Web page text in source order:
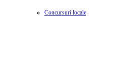
Concursuri locale